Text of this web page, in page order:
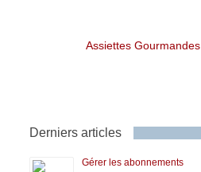
Assiettes Gourmandes
Derniers articles
Gérer les abonnements